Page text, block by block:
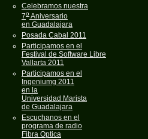
Celebramos nuestra
7oAniversario
en Guadalajara
Posada Cabal 2011
Participamos en el
Festival de Software Libre
Vallarta 2011
Participamos en el
Ingeniumg 2011
en la
Universidad Marista
de Guadalajara
Escuchanos en el
programa de radio
Fibra Optica